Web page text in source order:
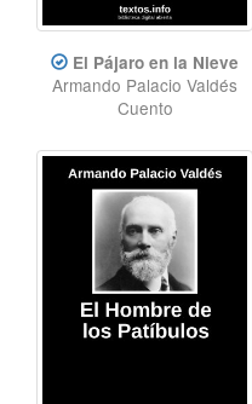
El Pájaro en la Nieve
Armando Palacio Valdés
Cuento